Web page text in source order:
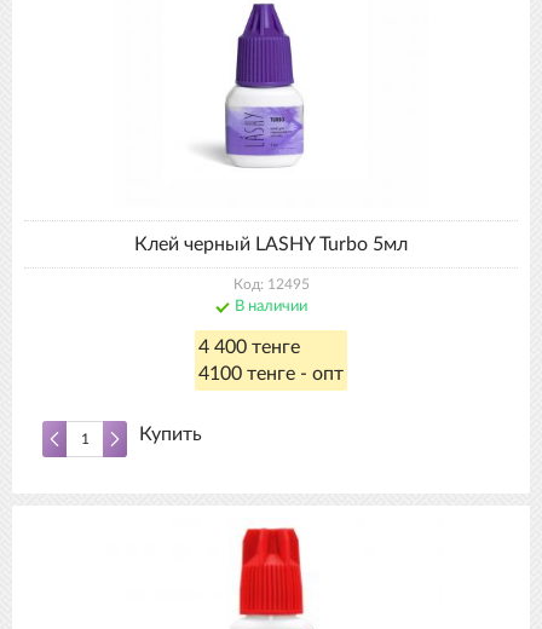
Клей черный LASHY Turbo 5мл
Код: 12495
В наличии
4 400 тенге
4100 тенге - опт